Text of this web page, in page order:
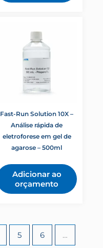
Fast-Run Solution 10X –
Análise rápida de
eletroforese em gel de
agarose – 500ml
Adicionar ao
orçamento
5 6 …